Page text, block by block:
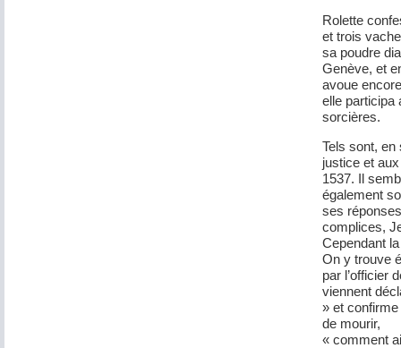
Rolette
et trois
sa poudre
Genève, et
avoue
elle participa
sorcières.
Tels sont, en
justice et
1537. Il
également
ses
complices,
Cependant
On y trouve
par l’officier
viennent
» et
de mourir,
« comment